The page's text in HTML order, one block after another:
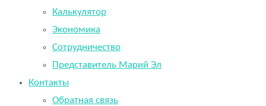
Калькулятор
Экономика
Сотрудничество
Представитель Марий Эл
Контакты
Обратная связь